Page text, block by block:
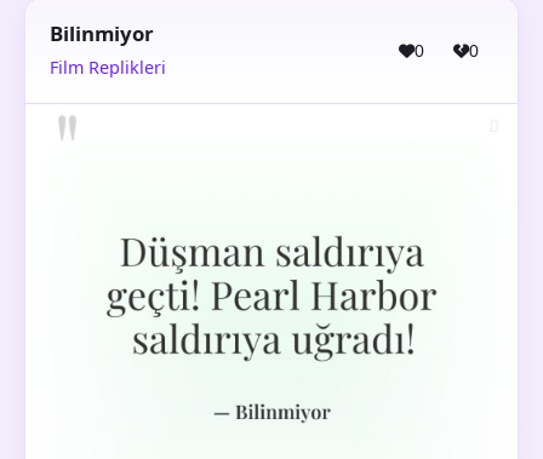
Bilinmiyor
Film Replikleri
0 0